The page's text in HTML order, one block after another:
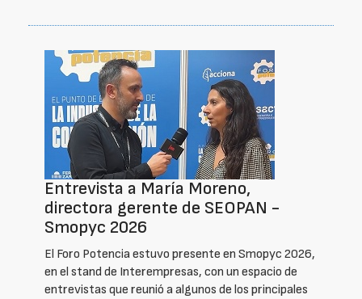
Entrevista a María Moreno,
directora gerente de SEOPAN -
Smopyc 2026
El Foro Potencia estuvo presente en Smopyc 2026,
en el stand de Interempresas, con un espacio de
entrevistas que reunió a algunos de los principales